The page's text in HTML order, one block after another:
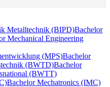
Metalltechnik (BIPD)Bachelor
Mechanical Engineering
(MPS)Bachelor
(BWTD)Bachelor
(BWTT)
Bachelor Mechatronics (IMC)